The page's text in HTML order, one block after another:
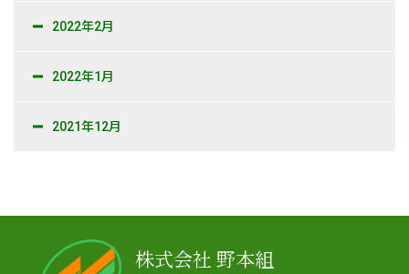
2022年2月
2022年1月
2021年12月
株式会社 野本組